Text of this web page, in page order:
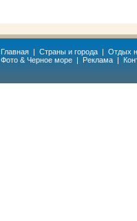
Главная | Страны и города | Отдых
Фото & Черное море | Реклама |